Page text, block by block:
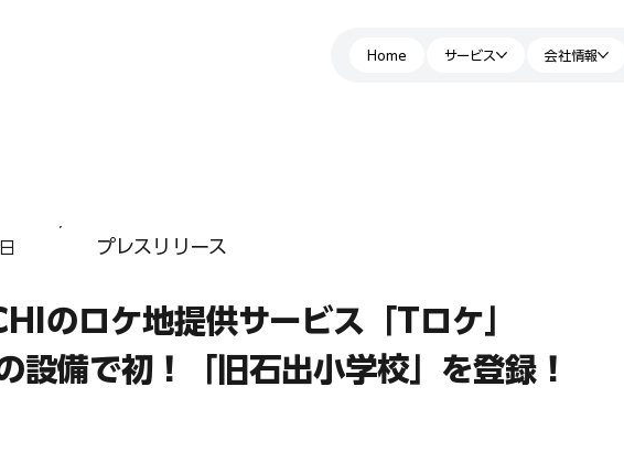
Home サービス 会社情報
プレスリリース
のロケ地提供サービス「Tロケ」
設備で初！「旧石出小学校」を登録！